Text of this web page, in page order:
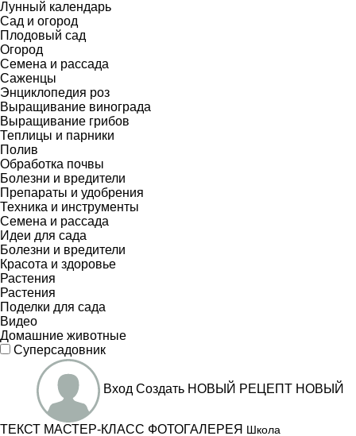
Лунный календарь
Сад и огород
Плодовый сад
Огород
Семена и рассада
Саженцы
Энциклопедия роз
Выращивание винограда
Выращивание грибов
Теплицы и парники
Полив
Обработка почвы
Болезни и вредители
Препараты и удобрения
Техника и инструменты
Семена и рассада
Идеи для сада
Болезни и вредители
Красота и здоровье
Растения
Растения
Поделки для сада
Видео
Домашние животные
Суперсадовник
Вход Создать НОВЫЙ РЕЦЕПТ НОВЫЙ
ТЕКСТ МАСТЕР-КЛАСС ФОТОГАЛЕРЕЯ Школа